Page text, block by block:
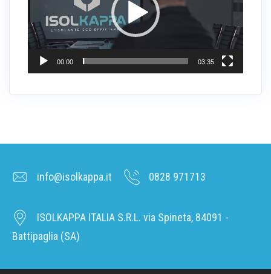
00:00 03:35
info@isolkappa.it 0828 971713
ISOLKAPPA ITALIA S.R.L. via Spineta, 84091 -
Battipaglia (SA)